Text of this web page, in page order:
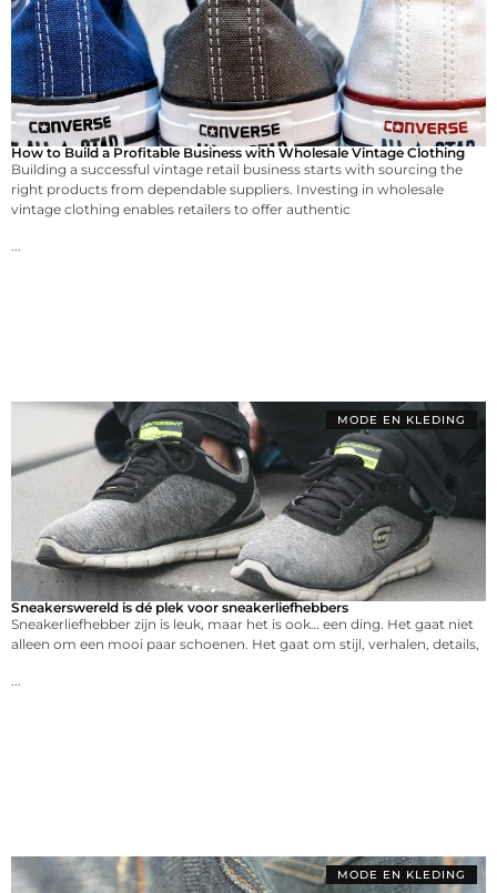
How to Build a Profitable Business with Wholesale Vintage Clothing
Building a successful vintage retail business starts with sourcing the
right products from dependable suppliers. Investing in wholesale
vintage clothing enables retailers to offer authentic
MODE EN KLEDING
Sneakerswereld is dé plek voor sneakerliefhebbers
Sneakerliefhebber zijn is leuk, maar het is ook… een ding. Het gaat niet
alleen om een mooi paar schoenen. Het gaat om stijl, verhalen, details,
MODE EN KLEDING